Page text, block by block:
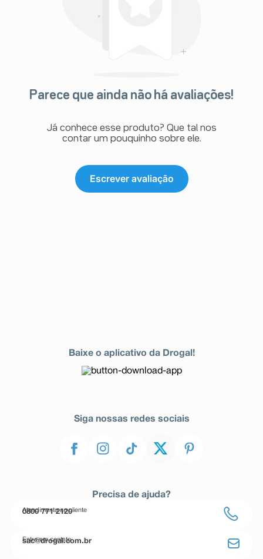
Parece que ainda não há avaliações!
Já conhece esse produto? Que tal nos
contar um pouquinho sobre ele.
Escrever avaliação
Baixe o aplicativo da Drogal!
Siga nossas redes sociais
Precisa de ajuda?
Atendimento ao cliente
0800 771 2120
Entre em contato
sac@drogal.com.br